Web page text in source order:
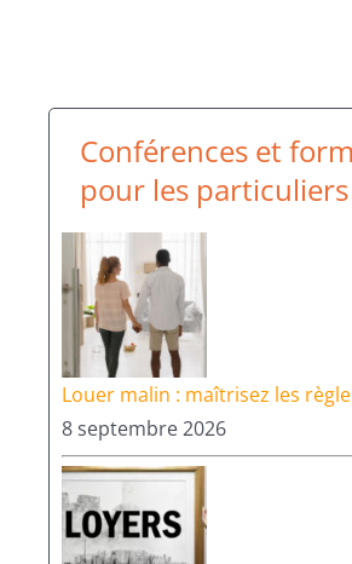
Conférences et
pour les particuliers
Louer malin : maîtrisez les
8 septembre 2026